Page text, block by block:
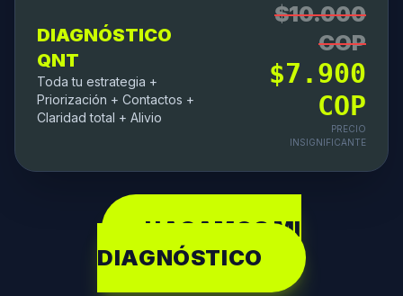
DIAGNÓSTICO
QNT
Toda tu estrategia +
Priorización + Contactos +
Claridad total + Alivio
$10.000
COP
$7.900
COP
PRECIO
INSIGNIFICANTE
HAGAMOS MI
DIAGNÓSTICO